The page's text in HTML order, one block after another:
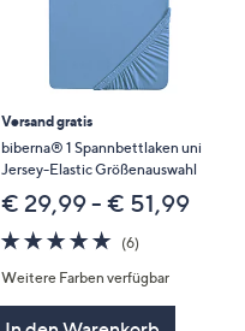
Versand gratis
biberna® 1 Spannbettlaken uni
Jersey-Elastic Größenauswahl
€ 29,99 - € 51,99
4.7
von
5
(6)6
Weitere Farben verfügbar